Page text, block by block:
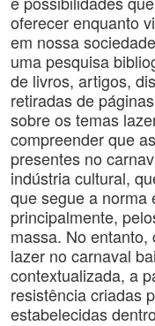
oferecer enquanto
em nossa
uma pesquisa
de livros, artigos,
retiradas de
sobre os temas
compreender que
presentes no
indústria cultural,
que segue a norma
principalmente,
massa. No
lazer no carnaval
contextualizada, a
resistência criadas
estabelecidas